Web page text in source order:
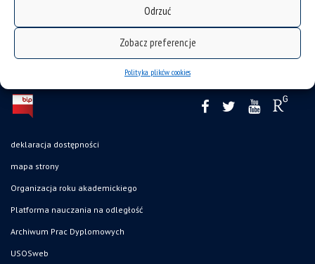
Odrzuć
Zobacz preferencje
Polityka plików cookies
deklaracja dostępności
mapa strony
Organizacja roku akademickiego
Platforma nauczania na odległość
Archiwum Prac Dyplomowych
USOSweb